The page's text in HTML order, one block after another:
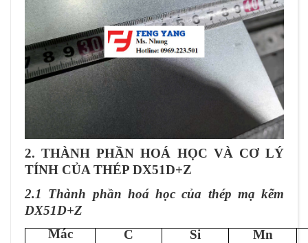
2. THÀNH PHẦN HOÁ HỌC VÀ CƠ LÝ
TÍNH CỦA THÉP DX51D+Z
2.1 Thành phần hoá học của thép mạ kẽm
DX51D+Z
Mác
C Si
Mn